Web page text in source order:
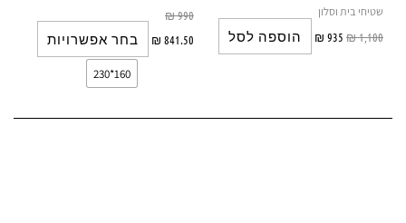
שטיחי בית וסלון
₪1,100
₪ 935 הוספה לסל
₪990
₪ 841.50 בחר אפשרויות
160*230